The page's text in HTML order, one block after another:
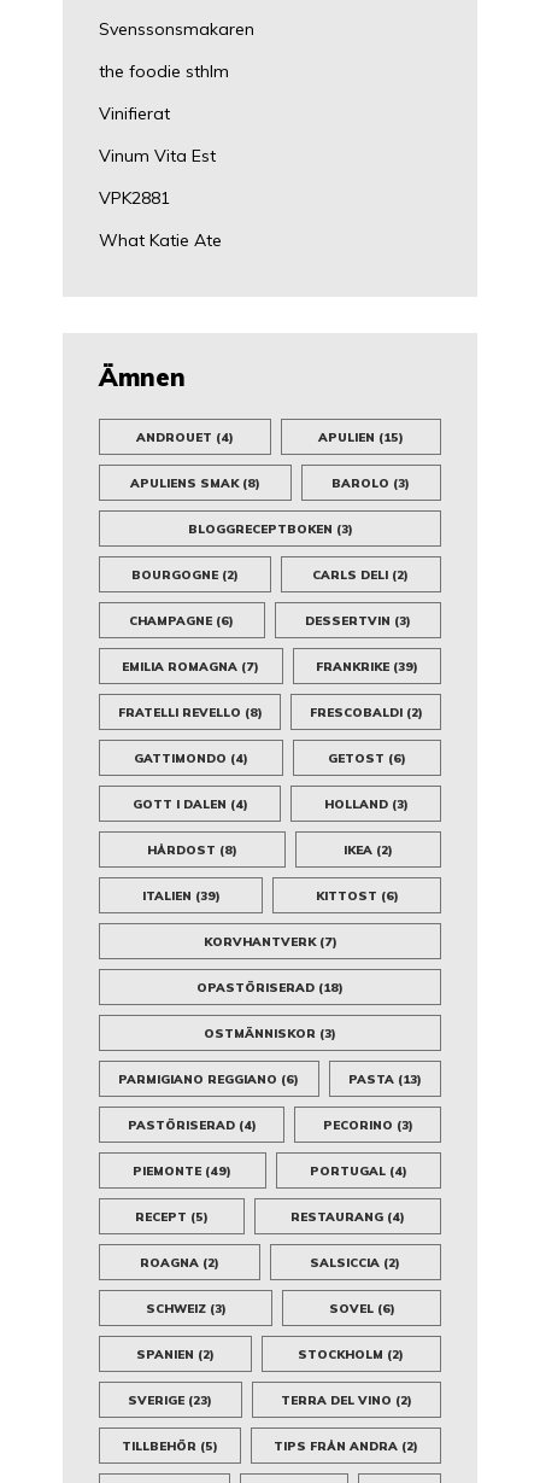
Svenssonsmakaren
the foodie sthlm
Vinifierat
Vinum Vita Est
VPK2881
What Katie Ate
Ämnen
ANDROUET (4) APULIEN (15)
APULIENS SMAK(8) BAROLO (3)
BLOGGRECEPTBOKEN (3)
BOURGOGNE(2) CARLS DELI (2)
CHAMPAGNE (6) DESSERTVIN (3)
EMILIA ROMAGNA (7) FRANKRIKE(39)
FRATELLI REVELLO (8) FRESCOBALDI(2)
GATTIMONDO (4) GETOST (6)
GOTT I DALEN (4) HOLLAND(3)
HÅRDOST (8) IKEA (2)
ITALIEN (39) KITTOST (6)
KORVHANTVERK(7)
OPASTÖRISERAD (18)
OSTMÄNNISKOR (3)
PARMIGIANO REGGIANO (6) PASTA(13)
PASTÖRISERAD(4) PECORINO (3)
PIEMONTE (49) PORTUGAL(4)
RECEPT (5) RESTAURANG (4)
ROAGNA(2) SALSICCIA (2)
SCHWEIZ(3) SOVEL(6)
SPANIEN (2) STOCKHOLM (2)
SVERIGE (23) TERRA DEL VINO (2)
TILLBEHÖR (5) TIPS FRÅN ANDRA (2)